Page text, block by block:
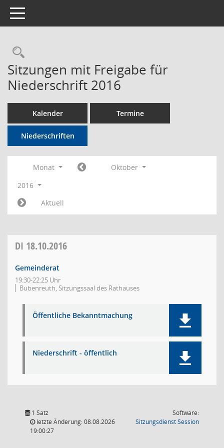
Toggle navigation
Rechercheauswahl
Sitzungen mit Freigabe für
Niederschrift 2016
Kalender Termine
Niederschriften
Monat
Oktober
2016
Aktuell
DI 18.10.2016
Gemeinderat
19:30-22:25 Uhr
Bubenreuth, Sitzungssaal des Rathauses
Öffentliche Bekanntmachung
Niederschrift - öffentlich
1 Satz
letzte Änderung: 08.08.2026
19:00:27
Software:
SitzungsdienstSession(Wird in